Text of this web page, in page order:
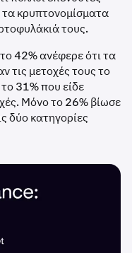
τα κρυπτονομίσματα
τους.
42% ανέφερε ότι τα
τις μετοχές τους το
31% που είδε
Μόνο το 26% βίωσε
δύο κατηγορίες